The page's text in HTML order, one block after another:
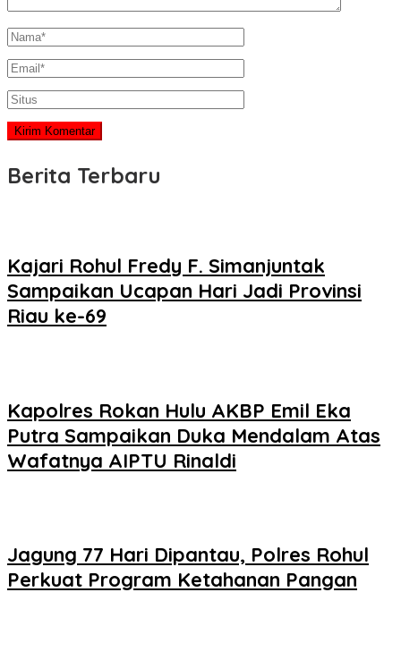
Berita Terbaru
Kajari Rohul Fredy F. Simanjuntak
Sampaikan Ucapan Hari Jadi Provinsi
Riau ke-69
Kapolres Rokan Hulu AKBP Emil Eka
Putra Sampaikan Duka Mendalam Atas
Wafatnya AIPTU Rinaldi
Jagung 77 Hari Dipantau, Polres Rohul
Perkuat Program Ketahanan Pangan